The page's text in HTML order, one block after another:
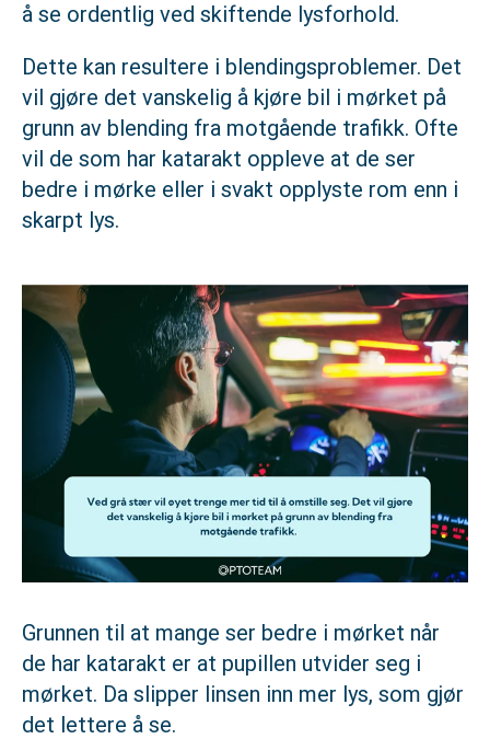
å se ordentlig ved skiftende lysforhold.
Dette kan resultere i blendingsproblemer. Det
vil gjøre det vanskelig å kjøre bil i mørket på
grunn av blending fra motgående trafikk. Ofte
vil de som har katarakt oppleve at de ser
bedre i mørke eller i svakt opplyste rom enn i
skarpt lys.
Grunnen til at mange ser bedre i mørket når
de har katarakt er at pupillen utvider seg i
mørket. Da slipper linsen inn mer lys, som gjør
det lettere å se.